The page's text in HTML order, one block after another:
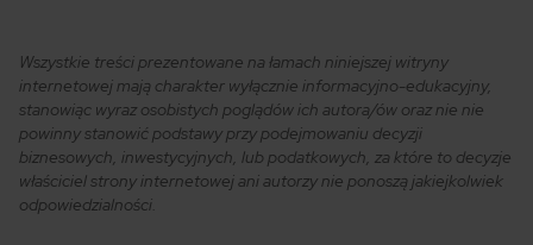
Wszystkie treści prezentowane na łamach niniejszej witryny
internetowej mają charakter wyłącznie informacyjno-edukacyjny,
stanowiąc wyraz osobistych poglądów ich autora/ów oraz nie nie
powinny stanowić podstawy przy podejmowaniu decyzji
biznesowych, inwestycyjnych, lub podatkowych, za które to decyzje
właściciel strony internetowej ani autorzy nie ponoszą jakiejkolwiek
odpowiedzialności.